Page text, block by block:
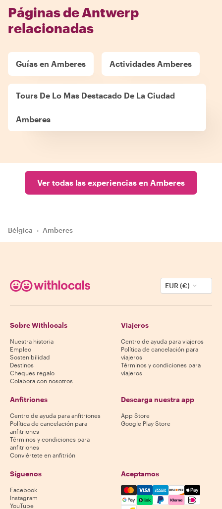
Páginas de Antwerp
relacionadas
Guías en Amberes Actividades Amberes
Tours De Lo Mas Destacado De La Ciudad
Amberes
Ver todas las experiencias en Amberes
Bélgica › Amberes
EUR (€)
Sobre Withlocals
Nuestra historia
Empleo
Sostenibilidad
Destinos
Cheques regalo
Colabora con nosotros
Viajeros
Centro de ayuda para viajeros
Política de cancelación para
viajeros
Términos y condiciones para
viajeros
Anfitriones
Centro de ayuda para anfitriones
Política de cancelación para
anfitriones
Términos y condiciones para
anfitriones
Conviértete en anfitrión
Descarga nuestra app
App Store
Google Play Store
Síguenos
Facebook
Instagram
YouTube
Aceptamos
Mastercard, Visa, Amex,